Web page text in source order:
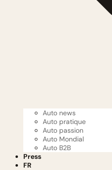
Auto news
Auto pratique
Auto passion
Auto Mondial
Auto B2B
Press
FR